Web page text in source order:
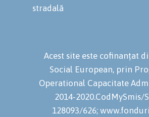
stradală
Acest site este cofinanțat
Social European, prin
Operational Capacitate
2014-2020.CodMySmis/
128093/626;